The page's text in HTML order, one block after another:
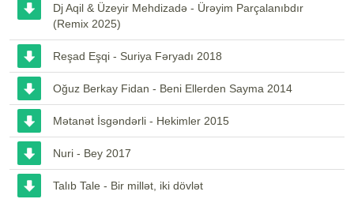
Dj Aqil & Üzeyir Mehdizadə - Ürəyim Parçalanıbdır
(Remix 2025)
Reşad Eşqi - Suriya Fəryadı 2018
Oğuz Berkay Fidan - Beni Ellerden Sayma 2014
Mətanət İsgəndərli - Hekimler 2015
Nuri - Bey 2017
Talıb Tale - Bir millət, iki dövlət